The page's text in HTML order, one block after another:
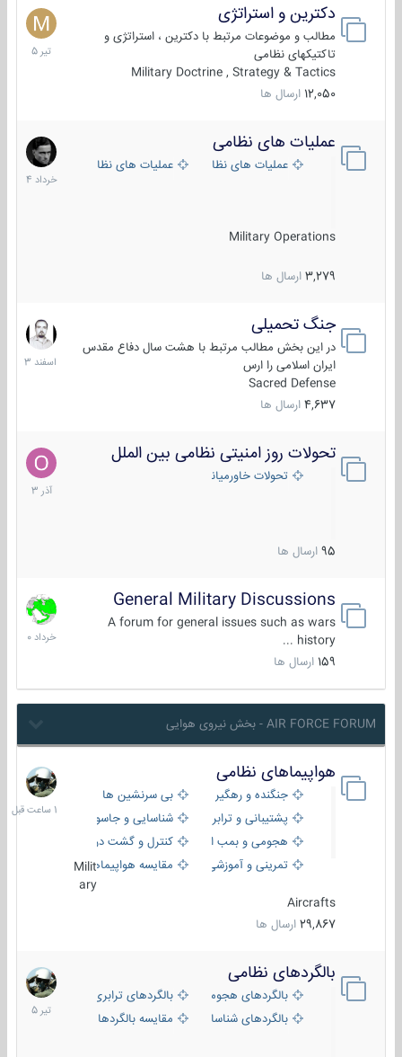
دکترین و استراتژی
مطالب و موضوعات مرتبط با دکترین ، استراتژی و
تاکتیکهای نظامی
Military Doctrine , Strategy & Tactics
12,050 ارسال ها
27
تیر
1405
عملیات های نظامی
عملیات های نظامی ایرانعملیات های نظامی خارجی
Military Operations
3,279 ارسال ها
5
خرداد
1404
جنگ تحمیلی
در این بخش مطالب مرتبط با هشت سال دفاع مقدس
ایران اسلامی را ارس
Sacred Defense
4,637 ارسال ها
20
اسفند
1403
تحولات روز امنیتی نظامی بین الملل
تحولات خاورمیانه
95 ارسال ها
21
آذر
1403
General Military Discussions
A forum for general issues such as wars
history ...
159 ارسال ها
10
خرداد
1400
AIR FORCE FORUM - بخش نیروی هوایی
هواپیماهای نظامی
جنگنده و رهگیر
بی سرنشین ها
پشتیبانی و ترابری
شناسایی و جاسوسی
هجومی و بمب افکن
کنترل و گشت دریایی
تمرینی و آموزشی
مقایسه هواپیماهاMilit
ary
Aircrafts
29,867 ارسال ها
1
ساعت
قبل
بالگردهای نظامی
بالگردهای هجومی
بالگردهای ترابری
بالگردهای شناسایی
مقایسه بالگردها
22
تیر
1405